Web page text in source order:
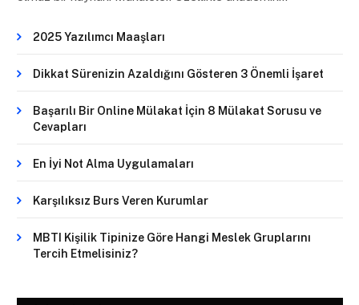
2025 Yazılımcı Maaşları
Dikkat Sürenizin Azaldığını Gösteren 3 Önemli İşaret
Başarılı Bir Online Mülakat İçin 8 Mülakat Sorusu ve
Cevapları
En İyi Not Alma Uygulamaları
Karşılıksız Burs Veren Kurumlar
MBTI Kişilik Tipinize Göre Hangi Meslek Gruplarını
Tercih Etmelisiniz?